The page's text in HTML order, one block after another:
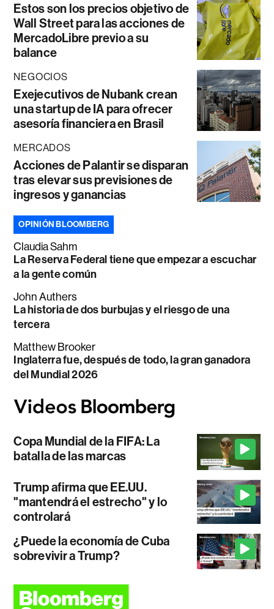
Estos son los precios objetivo de
Wall Street para las acciones de
MercadoLibre previo a su
balance
NEGOCIOS
Exejecutivos de Nubank crean
una startup de IA para ofrecer
asesoría financiera en Brasil
MERCADOS
Acciones de Palantir se disparan
tras elevar sus previsiones de
ingresos y ganancias
OPINIÓN BLOOMBERG
Claudia Sahm
La Reserva Federal tiene que empezar a escuchar
a la gente común
John Authers
La historia de dos burbujas y el riesgo de una
tercera
Matthew Brooker
Inglaterra fue, después de todo, la gran ganadora
del Mundial 2026
Copa Mundial de la FIFA: La
batalla de las marcas
Trump afirma que EE.UU.
"mantendrá el estrecho" y lo
controlará
¿Puede la economía de Cuba
sobrevivir a Trump?